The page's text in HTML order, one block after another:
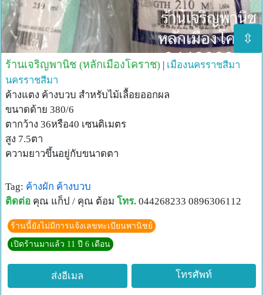
⇳
ร้านเจริญพานิช (หลักเมืองโคราช)
เมืองนครราชสีมา
นครราชสีมา
ค้างแตง ค้างบวบ สำหรับไม้เลื้อยออกผล
ขนาดด้าย 380/6
ตากว้าง 36หรือ40 เซนติเมตร
สูง 7.5ตา
ความยาวขึ้นอยู่กับขนาดตา
Tag: ค้างผัก ค้างบวบ
ติดต่อ คุณ แก็ป / คุณ ต้อม โทร. 044268233 0896306112
ร้านนี้ยังไม่มีการแจ้งเลขทะเบียนพานิชย์
เปิดร้านมาแล้ว 11 ปี 6 เดือน
ส่งอีเมล โทรศัพท์